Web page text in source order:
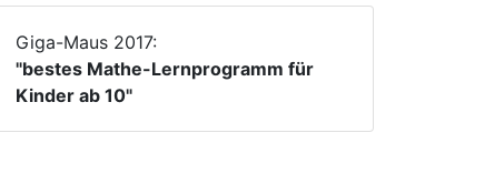
Giga-Maus 2017:
"bestes Mathe-Lernprogramm für
Kinder ab 10"